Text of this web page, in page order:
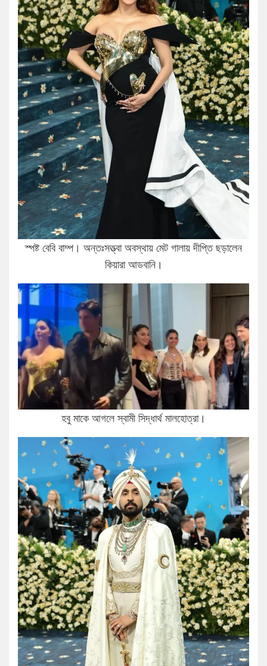
স্পষ্ট বেবি বাম্প। অন্তঃসত্ত্বা অবস্থায় মেট গালায় দীপ্তি ছড়ালেন
কিয়ারা আডবানি।
হবু মাকে আগলে স্বামী সিদ্ধার্থ মালহোত্রা।